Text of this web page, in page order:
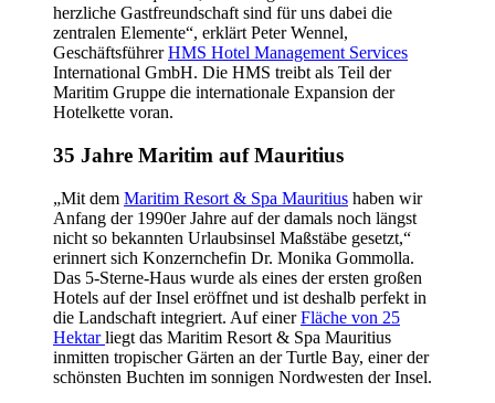
herzliche Gastfreundschaft sind für uns dabei die
zentralen Elemente“, erklärt Peter Wennel,
GeschäftsführerHMS Hotel Management Services
International GmbH. Die HMS treibt als Teil der
Maritim Gruppe die internationale Expansion der
Hotelkette voran.
35 Jahre Maritim auf Mauritius
„Mit dem Maritim Resort & Spa Mauritius haben wir
Anfang der 1990er Jahre auf der damals noch längst
nicht so bekannten Urlaubsinsel Maßstäbe gesetzt,“
erinnert sich Konzernchefin Dr. Monika Gommolla.
Das 5-Sterne-Haus wurde als eines der ersten großen
Hotels auf der Insel eröffnet und ist deshalb perfekt in
die Landschaft integriert. Auf einerFläche von 25
Hektarliegt das Maritim Resort & Spa Mauritius
inmitten tropischer Gärten an der Turtle Bay, einer der
schönsten Buchten im sonnigen Nordwesten der Insel.